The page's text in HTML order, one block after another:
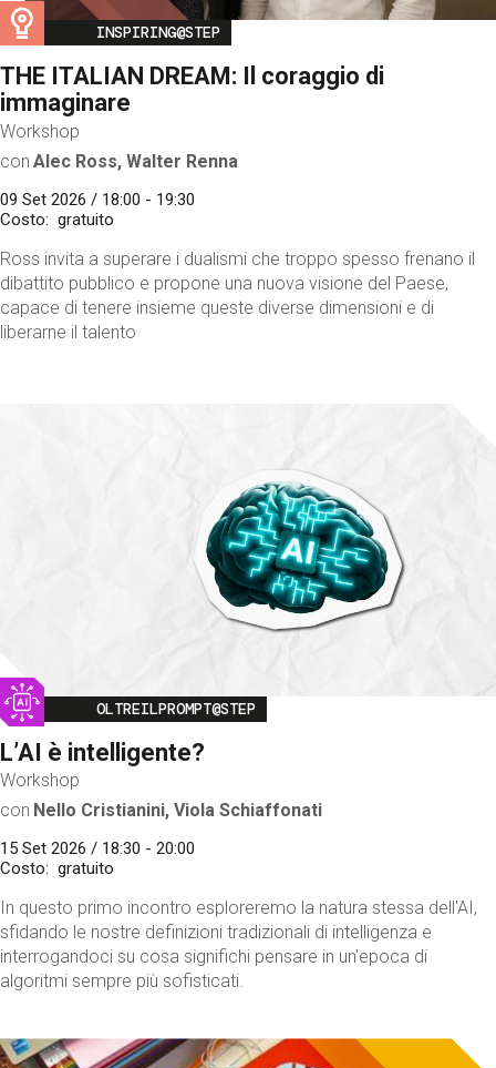
Image
INSPIRING@STEP
THE ITALIAN DREAM: Il coraggio di
immaginare
Workshop
con Alec Ross, Walter Renna
09 Set 2026 / 18:00 - 19:30
Costo
gratuito
Ross invita a superare i dualismi che troppo spesso frenano il
dibattito pubblico e propone una nuova visione del Paese,
capace di tenere insieme queste diverse dimensioni e di
liberarne il talento
Image
OLTREILPROMPT@STEP
L’AI è intelligente?
Workshop
con Nello Cristianini, Viola Schiaffonati
15 Set 2026 / 18:30 - 20:00
Costo
gratuito
In questo primo incontro esploreremo la natura stessa dell'AI,
sfidando le nostre definizioni tradizionali di intelligenza e
interrogandoci su cosa significhi pensare in un'epoca di
algoritmi sempre più sofisticati.